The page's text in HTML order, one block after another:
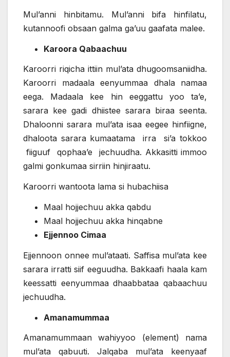
Mul’anni hinbitamu. Mul’anni bifa hinfilatu,
kutannoofi obsaan galma ga’uu gaafata malee.
Karoora Qabaachuu
Karoorri riqicha ittiin mul’ata dhugoomsaniidha.
Karoorri madaala eenyummaa dhala namaa
eega. Madaala kee hin eeggattu yoo ta’e,
sarara kee gadi dhiistee sarara biraa seenta.
Dhaloonni sarara mul’ata isaa eegee hinfiigne,
dhaloota sarara kumaatama irra si’a tokkoo
fiiguuf qophaa’e jechuudha. Akkasitti immoo
galmi gonkumaa sirriin hinjiraatu.
Karoorri wantoota lama si hubachiisa
Maal hojjechuu akka qabdu
Maal hojjechuu akka hinqabne
Ejjennoo Cimaa
Ejjennoon onnee mul’ataati. Saffisa mul’ata kee
sarara irratti siif eeguudha. Bakkaafi haala kam
keessatti eenyummaa dhaabbataa qabaachuu
jechuudha.
Amanamummaa
Amanamummaan wahiyyoo (element) nama
mul’ata qabuuti. Jalqaba mul’ata keenyaaf